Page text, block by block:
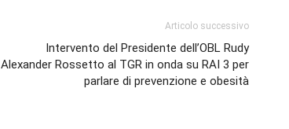
Articolo successivo
Intervento del Presidente dell’OBL Rudy
Alexander Rossetto al TGR in onda su RAI 3 per
parlare di prevenzione e obesità